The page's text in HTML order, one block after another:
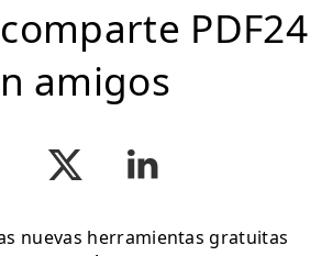
PDF24
amigos
nuevas herramientas gratuitas